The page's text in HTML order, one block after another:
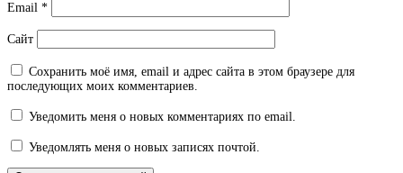
Email *
Сайт
Сохранить моё имя, email и адрес сайта в этом браузере для
последующих моих комментариев.
Уведомить меня о новых комментариях по email.
Уведомлять меня о новых записях почтой.